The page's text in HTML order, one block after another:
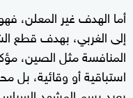
أما الهدف غير المعلن،
إلى الغربي، بهدف قطع
المنافسة مثل الصين،
استباقية أو وقائية، بل